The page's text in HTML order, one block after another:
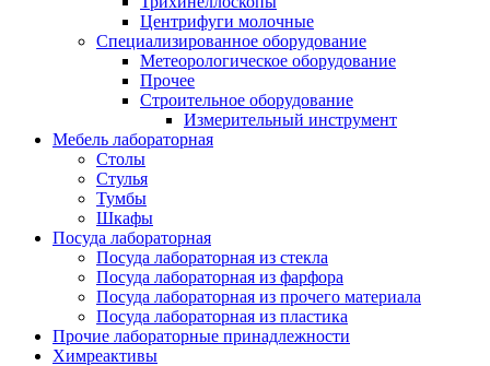
Центрифуги молочные
Специализированное оборудование
Метеорологическое оборудование
Прочее
Строительное оборудование
Измерительный инструмент
Мебель лабораторная
Столы
Стулья
Тумбы
Шкафы
Посуда лабораторная
Посуда лабораторная из стекла
Посуда лабораторная из фарфора
Посуда лабораторная из прочего материала
Посуда лабораторная из пластика
Прочие лабораторные принадлежности
Химреактивы